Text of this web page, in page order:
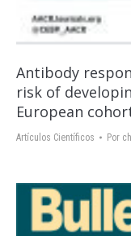
Antibody
risk of
European
Artículos Científicos Por